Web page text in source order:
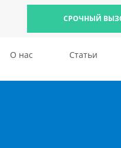
СРОЧНЫЙ
О нас Статьи